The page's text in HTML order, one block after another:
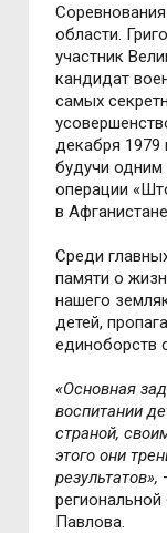
области.
участник
кандидат
самых
декабря 1979
будучи одним
операции
в
Среди
памяти о
нашего
детей,
единоборств
«Основная
воспитании
страной,
этого они
результатов»,
Павлова.